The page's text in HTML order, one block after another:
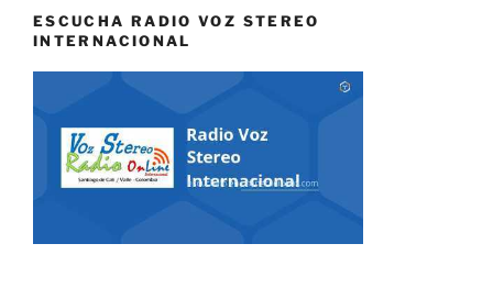
ESCUCHA RADIO VOZ STEREO
INTERNACIONAL